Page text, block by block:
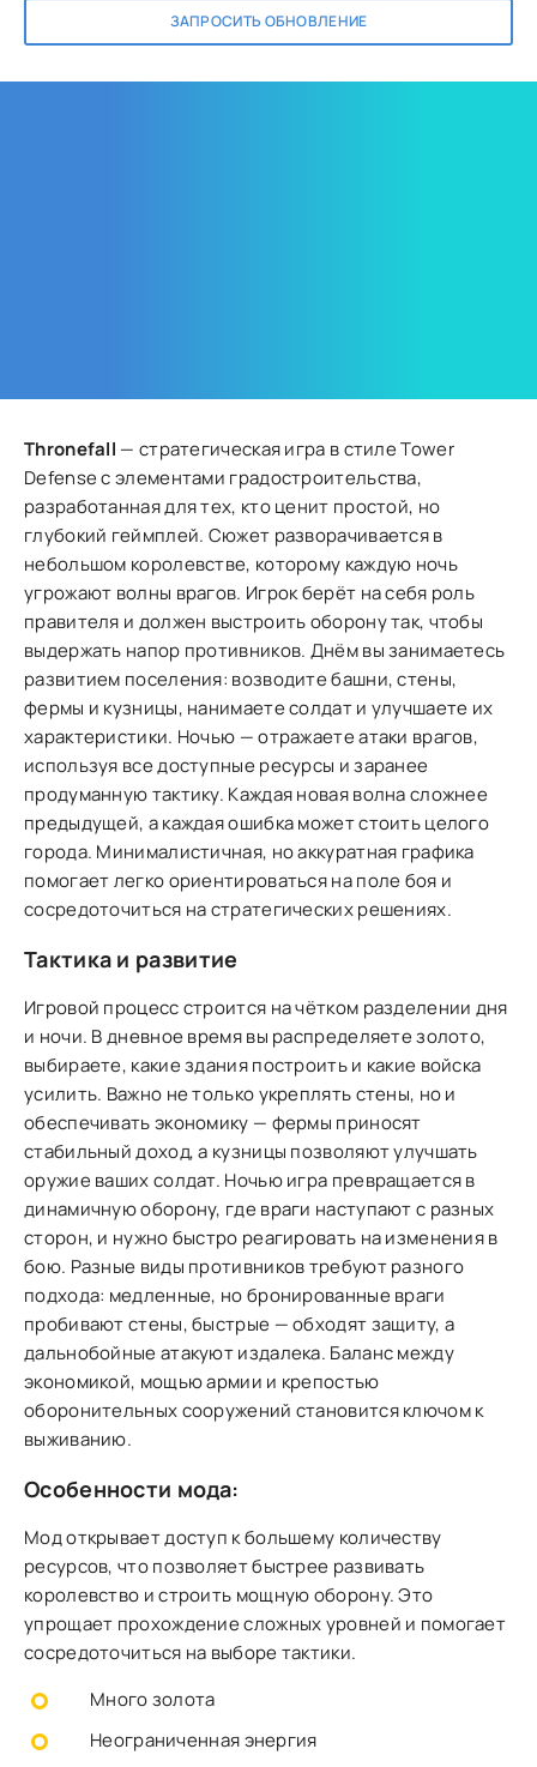
ЗАПРОСИТЬ ОБНОВЛЕНИЕ
Thronefall — стратегическая игра в стиле Tower
Defense с элементами градостроительства,
разработанная для тех, кто ценит простой, но
глубокий геймплей. Сюжет разворачивается в
небольшом королевстве, которому каждую ночь
угрожают волны врагов. Игрок берёт на себя роль
правителя и должен выстроить оборону так, чтобы
выдержать напор противников. Днём вы занимаетесь
развитием поселения: возводите башни, стены,
фермы и кузницы, нанимаете солдат и улучшаете их
характеристики. Ночью — отражаете атаки врагов,
используя все доступные ресурсы и заранее
продуманную тактику. Каждая новая волна сложнее
предыдущей, а каждая ошибка может стоить целого
города. Минималистичная, но аккуратная графика
помогает легко ориентироваться на поле боя и
сосредоточиться на стратегических решениях.
Тактика и развитие
Игровой процесс строится на чётком разделении дня
и ночи. В дневное время вы распределяете золото,
выбираете, какие здания построить и какие войска
усилить. Важно не только укреплять стены, но и
обеспечивать экономику — фермы приносят
стабильный доход, а кузницы позволяют улучшать
оружие ваших солдат. Ночью игра превращается в
динамичную оборону, где враги наступают с разных
сторон, и нужно быстро реагировать на изменения в
бою. Разные виды противников требуют разного
подхода: медленные, но бронированные враги
пробивают стены, быстрые — обходят защиту, а
дальнобойные атакуют издалека. Баланс между
экономикой, мощью армии и крепостью
оборонительных сооружений становится ключом к
выживанию.
Особенности мода:
Мод открывает доступ к большему количеству
ресурсов, что позволяет быстрее развивать
королевство и строить мощную оборону. Это
упрощает прохождение сложных уровней и помогает
сосредоточиться на выборе тактики.
Много золота
Неограниченная энергия